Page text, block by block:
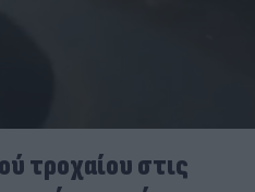
τροχαίου στις